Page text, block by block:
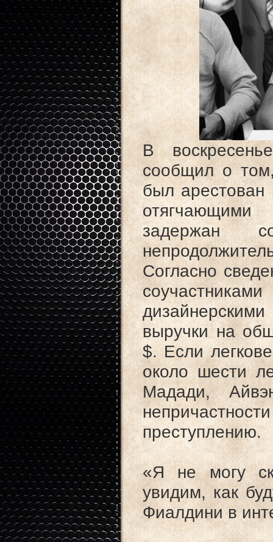
В
сообщил о
был
задержан
Согласно
выручки на
$. Если
около шести
Мадади,
преступлению.
«Я не могу
увидим, как
Фиалдини в